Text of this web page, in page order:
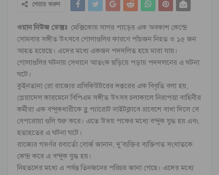
শেয়ার করুন
ওয়ান নিউজ ডেক্সঃমেক্সিকোয় সাগর পাড়ের এক অবকাশ কেন্দ্রে
সোমবার সঙ্গীত উৎসবে গোলাগুলির কারণে পাঁচজন নিহত ও ১৫ জন
আহত হয়েছে। এদের মধ্যে একজন পদদলিত হয়ে মারা যায়।
গোলাগুলির ঘটনায় সেখানে আতংক ছড়িয়ে পড়ায় পদদলনের এ ঘটনা
ঘটে।
কুইনতানা রো রাজ্যের প্রসিকিউটরের দপ্তরের এক বিবৃতি বলা হয়,
প্লেয়াদেল কারমেনে বিপিএম সঙ্গীত উৎসব চলাকালে নিরাপত্তা বাহিনীর
কর্মীরা এক বন্দুকধারীকে ব্লু প্যারোট নাইটক্লাবে প্রবেশে বাধা দিলে সে
বেপরোয়া গুলি শুরু করে। এতে উভয় পক্ষের মধ্যে বন্দুক যুদ্ধ হয় এবং
হতাহতের এ ঘটনা ঘটে।
রাজ্যের গভর্ণর রবার্তো বোর্জ জানান, দু’ব্যক্তির ব্যক্তিগত সংঘাতকে
কেন্দ্র করে এ বন্দুক যুদ্ধ হয়।
নিহতদের মধ্যে এ পর্যন্ত তিনজনের পরিচয় জানা গেছে। এদের মধ্যে